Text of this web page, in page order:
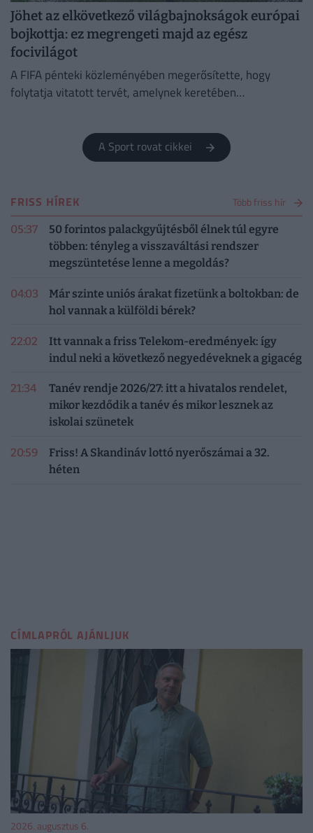
Jöhet az elkövetkező világbajnokságok európai
bojkottja: ez megrengeti majd az egész
focivilágot
A FIFA pénteki közleményében megerősítette, hogy
folytatja vitatott tervét, amelynek keretében
A Sport rovat cikkei
FRISS HÍREK Több friss hír
05:37
50 forintos palackgyűjtésből élnek túl egyre
többen: tényleg a visszaváltási rendszer
megszüntetése lenne a megoldás?
04:03
Már szinte uniós árakat fizetünk a boltokban: de
hol vannak a külföldi bérek?
22:02
Itt vannak a friss Telekom-eredmények: így
indul neki a következő negyedéveknek a gigacég
21:34
Tanév rendje 2026/27: itt a hivatalos rendelet,
mikor kezdődik a tanév és mikor lesznek az
iskolai szünetek
20:59
Friss! A Skandináv lottó nyerőszámai a 32.
héten
CÍMLAPRÓL AJÁNLJUK
2026. augusztus 6.